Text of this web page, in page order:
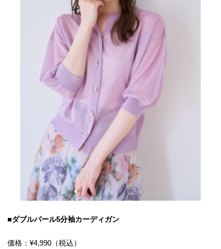
■ダブルパール5分袖カーディガン
価格：¥4,990（税込）